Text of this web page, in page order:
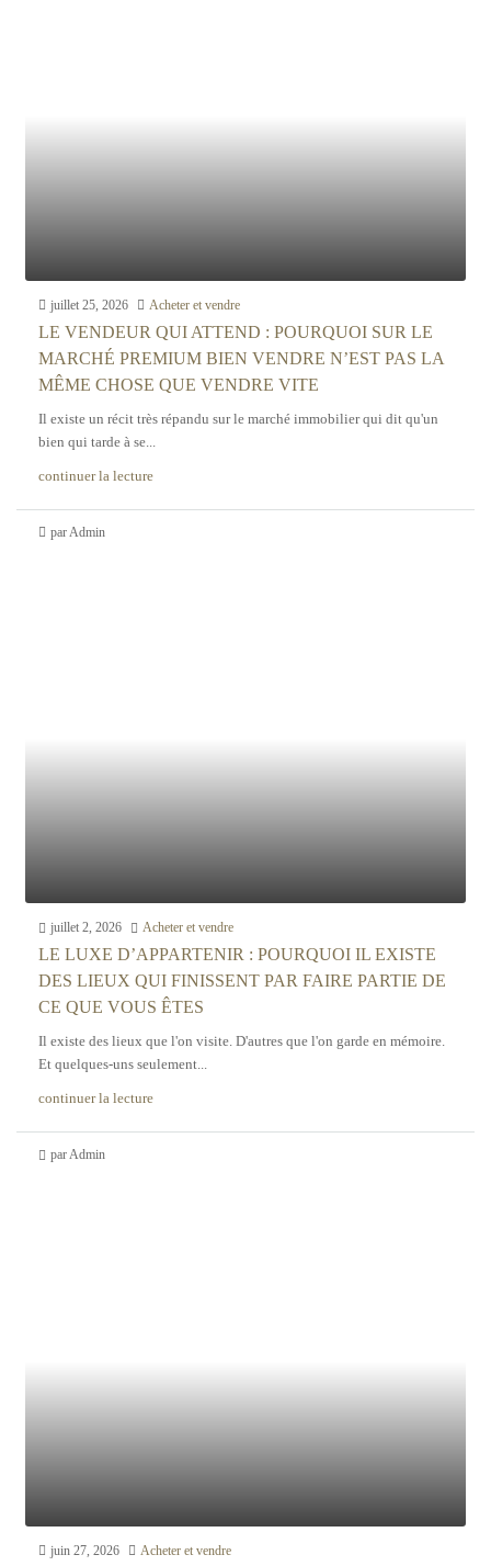
juillet 25, 2026 Acheter et vendre
LE VENDEUR QUI ATTEND : POURQUOI SUR LE
MARCHÉ PREMIUM BIEN VENDRE N’EST PAS LA
MÊME CHOSE QUE VENDRE VITE
Il existe un récit très répandu sur le marché immobilier qui dit qu'un
bien qui tarde à se...
continuer la lecture
par Admin
juillet 2, 2026 Acheter et vendre
LE LUXE D’APPARTENIR : POURQUOI IL EXISTE
DES LIEUX QUI FINISSENT PAR FAIRE PARTIE DE
CE QUE VOUS ÊTES
Il existe des lieux que l'on visite. D'autres que l'on garde en mémoire.
Et quelques-uns seulement...
continuer la lecture
par Admin
juin 27, 2026 Acheter et vendre